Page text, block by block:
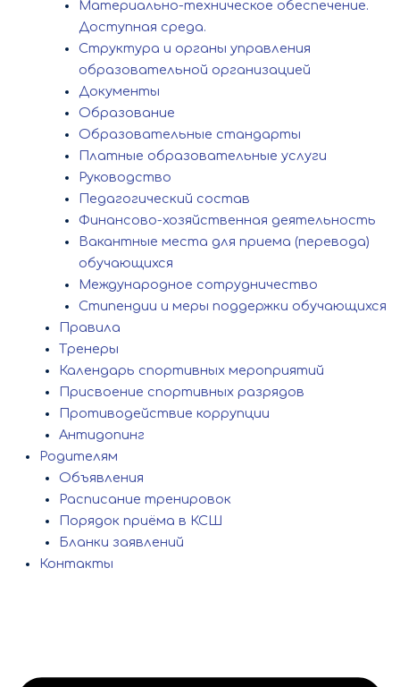
Материально-техническое обеспечение.
Доступная среда.
Структура и органы управления
образовательной организацией
Документы
Образование
Образовательные стандарты
Платные образовательные услуги
Руководство
Педагогический состав
Финансово-хозяйственная деятельность
Вакантные места для приема (перевода)
обучающихся
Международное сотрудничество
Стипендии и меры поддержки обучающихся
Правила
Тренеры
Календарь спортивных мероприятий
Присвоение спортивных разрядов
Противодействие коррупции
Антидопинг
Родителям
Объявления
Расписание тренировок
Порядок приёма в КСШ
Бланки заявлений
Контакты